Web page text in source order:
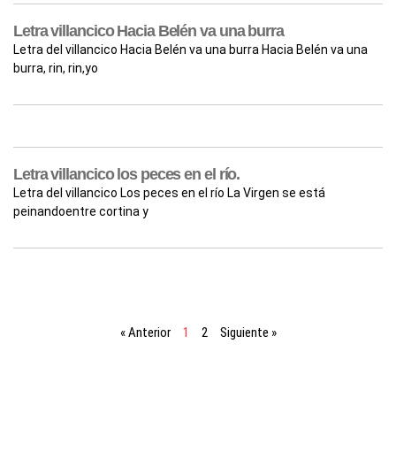
Letra villancico Hacia Belén va una burra
Letra del villancico Hacia Belén va una burra Hacia Belén va una
burra, rin, rin,yo
Letra villancico los peces en el río.
Letra del villancico Los peces en el río La Virgen se está
peinandoentre cortina y
« Anterior 1 2 Siguiente »